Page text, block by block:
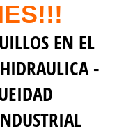
EN EL
-